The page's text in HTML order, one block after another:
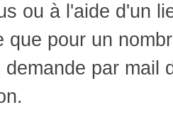
ou à l'aide d'un
que pour un
par mail